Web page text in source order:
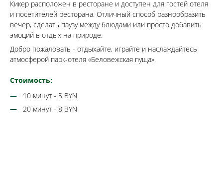
Кикер расположен в ресторане и доступен для гостей отеля
и посетителей ресторана. Отличный способ разнообразить
вечер, сделать паузу между блюдами или просто добавить
эмоций в отдых на природе.
Добро пожаловать - отдыхайте, играйте и наслаждайтесь
атмосферой парк-отеля «Беловежская пуща».
Стоимость:
10 минут - 5 BYN
20 минут - 8 BYN